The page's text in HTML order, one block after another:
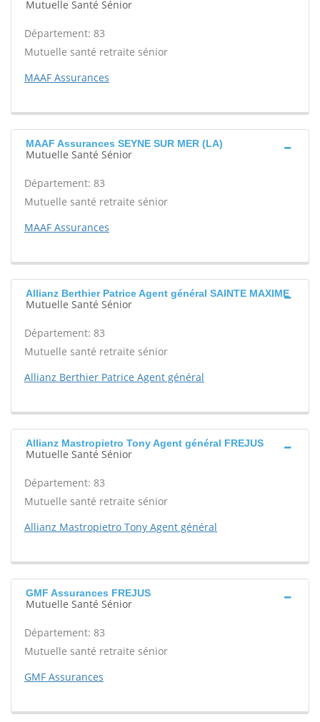
Mutuelle Santé Sénior
Département: 83
Mutuelle santé retraite sénior
MAAF Assurances
MAAF Assurances SEYNE SUR MER (LA)
Mutuelle Santé Sénior
Département: 83
Mutuelle santé retraite sénior
MAAF Assurances
Allianz Berthier Patrice Agent général SAINTE MAXIME
Mutuelle Santé Sénior
Département: 83
Mutuelle santé retraite sénior
Allianz Berthier Patrice Agent général
Allianz Mastropietro Tony Agent général FREJUS
Mutuelle Santé Sénior
Département: 83
Mutuelle santé retraite sénior
Allianz Mastropietro Tony Agent général
GMF Assurances FREJUS
Mutuelle Santé Sénior
Département: 83
Mutuelle santé retraite sénior
GMF Assurances